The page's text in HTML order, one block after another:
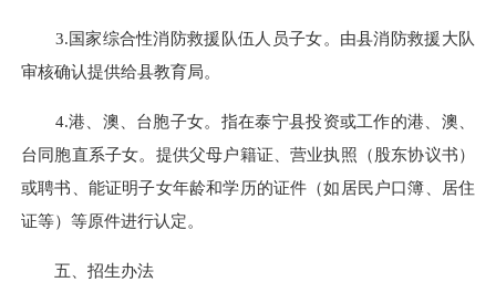
3.国家综合性消防救援队伍人员子女。由县消防救援大队
审核确认提供给县教育局。
4.港、澳、台胞子女。指在泰宁县投资或工作的港、澳、
台同胞直系子女。提供父母户籍证、营业执照（股东协议书）
或聘书、能证明子女年龄和学历的证件（如居民户口簿、居住
证等）等原件进行认定。
五、招生办法